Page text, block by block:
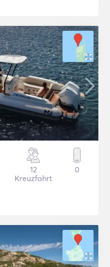
12
Kreuzfahrt
0